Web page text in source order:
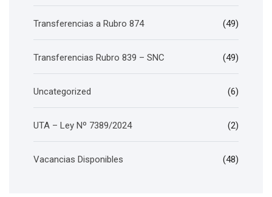
Transferencias a Rubro 874 (49)
Transferencias Rubro 839 – SNC (49)
Uncategorized (6)
UTA – Ley Nº 7389/2024 (2)
Vacancias Disponibles (48)